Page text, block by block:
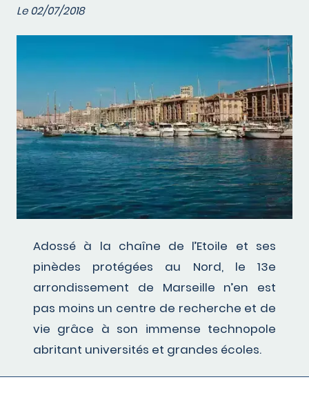
Le 02/07/2018
Adossé à la chaîne de l’Etoile et ses
pinèdes protégées au Nord, le 13e
arrondissement de Marseille n’en est
pas moins un centre de recherche et de
vie grâce à son immense technopole
abritant universités et grandes écoles.